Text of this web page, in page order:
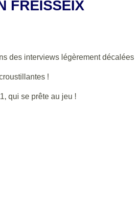
FREISSEIX
des interviews légèrement décalées
!
qui se prête au jeu !